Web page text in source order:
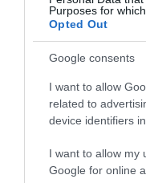
Purposes for
Opted Out
Google consents
I want to allow
related to
device identifiers
I want to allow my
Google for online
62.05€. Esta
podría reflejar
costos de
Estos cambios
volatilidad del